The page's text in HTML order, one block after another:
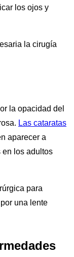
los ojos y
la cirugía
la opacidad del
Las cataratas
aparecer a
en los adultos
para
una lente